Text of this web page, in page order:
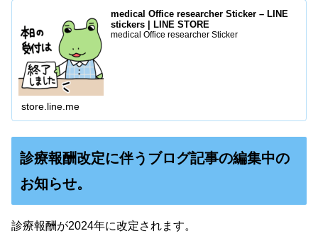
medical Office researcher Sticker – LINE
stickers | LINE STORE
medical Office researcher Sticker
store.line.me
診療報酬改定に伴うブログ記事の編集中の
お知らせ。
診療報酬が2024年に改定されます。